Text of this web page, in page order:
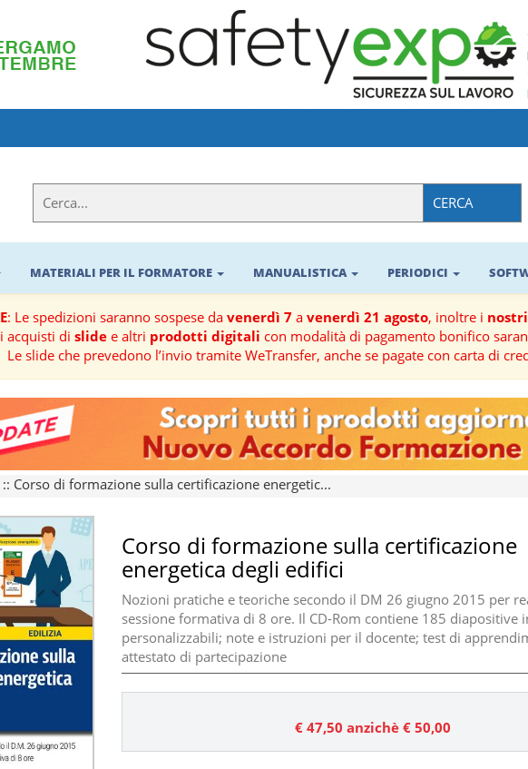
CERCA
MATERIALI PER IL FORMATORE MANUALISTICA PERIODICI
: Le spedizioni saranno sospese da venerdì 7a venerdì 21 agosto, inoltre i
acquisti di slidee altri prodotti digitali con modalità di pagamento bonifico
Le slide che prevedono l’invio tramite WeTransfer, anche se pagate con carta di
:: Corso di formazione sulla certificazione energetic...
Corso di formazione sulla certificazione
energetica degli edifici
Nozioni pratiche e teoriche secondo il DM 26 giugno 2015 per
sessione formativa di 8 ore. Il CD-Rom contiene 185 diapositive
personalizzabili; note e istruzioni per il docente; test di
attestato di partecipazione
€ 47,50 anzichè € 50,00